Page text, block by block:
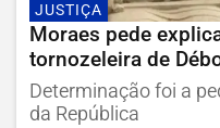
JUSTIÇA
Moraes pede
tornozeleira de
Determinação foi a
da República